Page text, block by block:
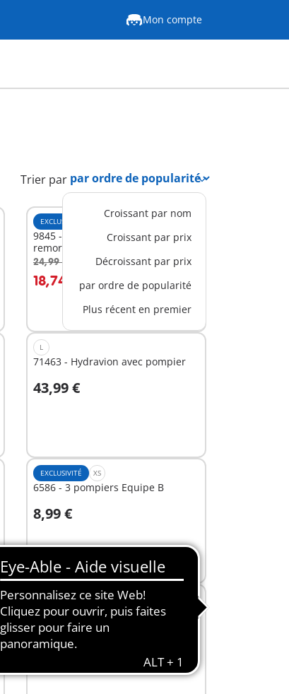
Mon compte
Trier par
Croissant par nom
Croissant par prix
Décroissant par prix
par ordre de popularité
Plus récent en premier
EXCLUSIVITÉ
9845 - Bateau de pompier et
remorque
24,99 € -25%
18,74 €
L
71463 - Hydravion avec pompier
43,99 €
Au panier
EXCLUSIVITÉ XS
6586 - 3 pompiers Equipe B
8,99 €
Au panier
XS
71505 - Policier et bandit
6,99 €
Au panier